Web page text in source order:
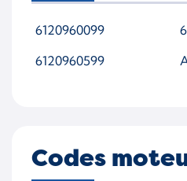
6120960099
6120960599
Codes